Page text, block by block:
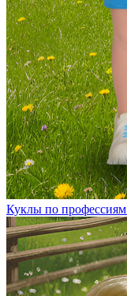
Куклы по